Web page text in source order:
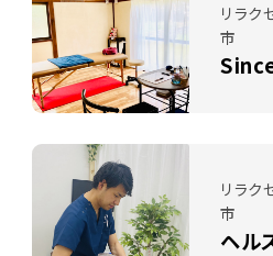
リラク
市
リラク
市
ヘル